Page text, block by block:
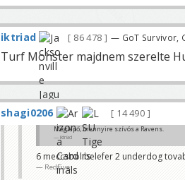
iktriad 86 478 — GoT Survivor,
Turf Monster majdnem szerelte
shagi0206 14 490
Meglepő, mennyire szívós a Ravens.
iktriad
6 meccsbol belefer 2 underdog
RedFive